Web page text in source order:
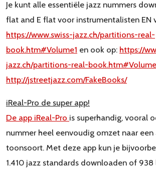
Je kunt alle essentiële jazz nummers
flat and E flat voor instrumentalisten EN
https://www.swiss-jazz.ch/partitions-real-
book.htm#Volume1 en ook op: https://
jazz.ch/partitions-real-
http://jstreetjazz.com/FakeBooks/
iReal-Pro de super app!
De app iReal-Pro is superhandig, vooral
nummer heel eenvoudig omzet naar een
toonsoort. Met deze app kun je
1.410 jazz standards downloaden of 938